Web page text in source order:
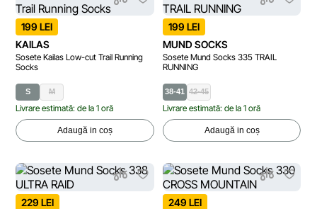
199 LEI
KAILAS
Sosete Kailas Low-cut Trail Running
Socks
S M
Livrare estimată: de la 1 oră
Adaugă in coș
199 LEI
MUND SOCKS
Sosete Mund Socks 335 TRAIL
RUNNING
38-41 42-45
Livrare estimată: de la 1 oră
Adaugă in coș
229 LEI
249 LEI